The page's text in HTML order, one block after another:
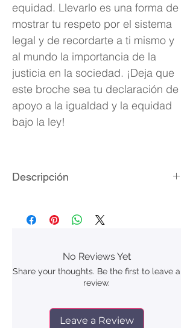
equidad. Llevarlo es una forma de
mostrar tu respeto por el sistema
legal y de recordarte a ti mismo y
al mundo la importancia de la
justicia en la sociedad. ¡Deja que
este broche sea tu declaración de
apoyo a la igualdad y la equidad
bajo la ley!
Descripción
Acabado: laminado de oro 18K
No Reviews Yet
Share your thoughts. Be the first to leave a
review.
Leave a Review